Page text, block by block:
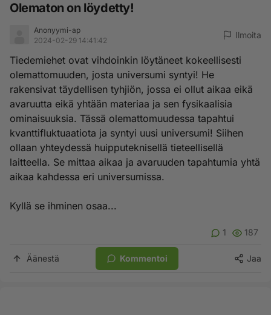
Olematon on löydetty!
Anonyymi-ap
2024-02-29 14:41:42
Ilmoita
Tiedemiehet ovat vihdoinkin löytäneet kokeellisesti
olemattomuuden, josta universumi syntyi! He
rakensivat täydellisen tyhjiön, jossa ei ollut aikaa eikä
avaruutta eikä yhtään materiaa ja sen fysikaalisia
ominaisuuksia. Tässä olemattomuudessa tapahtui
kvanttifluktuaatiota ja syntyi uusi universumi! Siihen
ollaan yhteydessä huipputeknisellä tieteellisellä
laitteella. Se mittaa aikaa ja avaruuden tapahtumia yhtä
aikaa kahdessa eri universumissa.
Kyllä se ihminen osaa...
1 187
Äänestä Kommentoi Jaa